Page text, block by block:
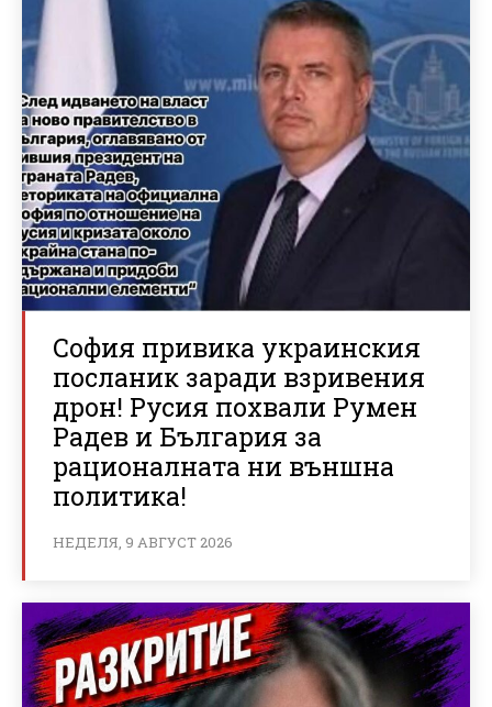
София привика украинския
посланик заради взривения
дрон! Русия похвали Румен
Радев и България за
рационалната ни външна
политика!
НЕДЕЛЯ, 9 АВГУСТ 2026